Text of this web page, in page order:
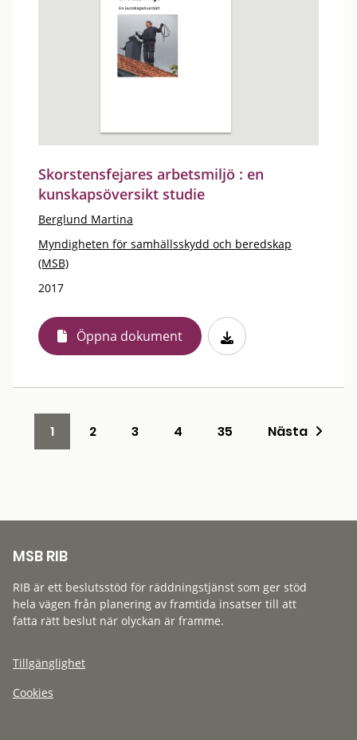
Skorstensfejares arbetsmiljö : en
kunskapsöversikt studie
Berglund Martina
Myndigheten för samhällsskydd och beredskap
(MSB)
2017
Öppna dokument
1 2 3 4 35 Nästa
MSB RIB
RIB är ett beslutsstöd för räddningstjänst som ger stöd
hela vägen från planering av framtida insatser till att
fatta rätt beslut när olyckan är framme.
Tillgänglighet
Cookies